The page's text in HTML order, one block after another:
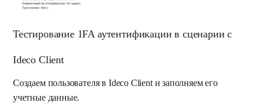
Тестирование 1FA аутентификации в сценарии с
Ideco Client
Создаем пользователя в Ideco Client и заполняем его
учетные данные.